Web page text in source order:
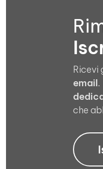
Ricevi
email.
che